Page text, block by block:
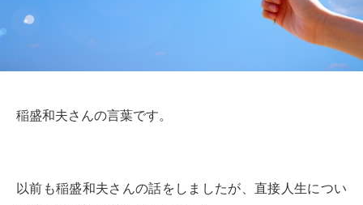
稲盛和夫さんの言葉です。
以前も稲盛和夫さんの話をしましたが、直接人生につい